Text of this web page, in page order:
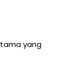
yang